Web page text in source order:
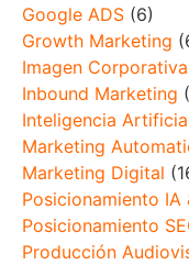
Google ADS (6)
Growth Marketing
Imagen Corporativa
Inbound Marketing
Inteligencia
Marketing
Marketing Digital
Posicionamiento IA
Posicionamiento
Producción